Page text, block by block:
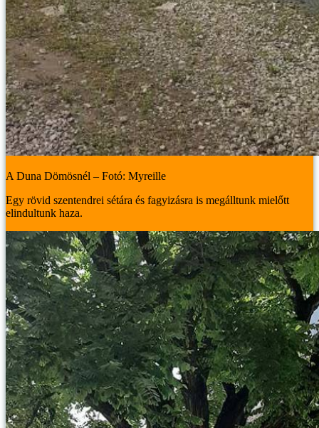
A Duna Dömösnél – Fotó: Myreille
Egy rövid szentendrei sétára és fagyizásra is megálltunk mielőtt
elindultunk haza.